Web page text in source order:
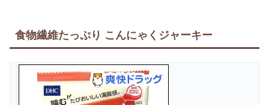
食物繊維たっぷり こんにゃくジャーキー